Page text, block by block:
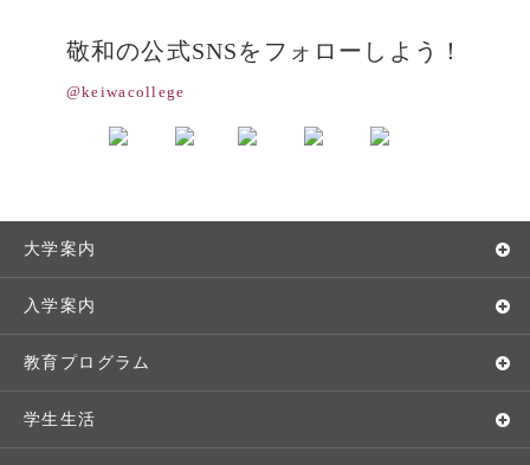
敬和の公式SNSをフォローしよう！
@keiwacollege
大学案内
敬和学園大学とは
学長メッセージ
教育理念・方針・取り組み
入学案内
入学者選抜
オープンキャンパス
教育プログラム
学部・学科
学生生活